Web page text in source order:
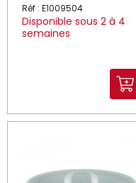
Réf : E1009504
Disponible sous 2 à 4
semaines